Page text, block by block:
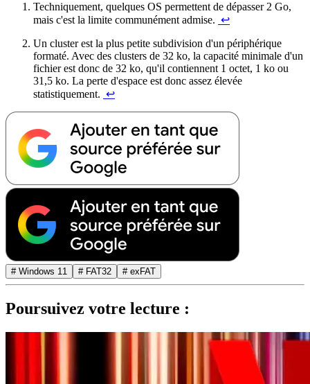
Techniquement, quelques OS permettent de dépasser 2 Go,
mais c'est la limite communément admise. ↩︎
Un cluster est la plus petite subdivision d'un périphérique
formaté. Avec des clusters de 32 ko, la capacité minimale d'un
fichier est donc de 32 ko, qu'il contiennent 1 octet, 1 ko ou
31,5 ko. La perte d'espace est donc assez élevée
statistiquement. ↩︎
# Windows 11 # FAT32 # exFAT
Poursuivez votre lecture :